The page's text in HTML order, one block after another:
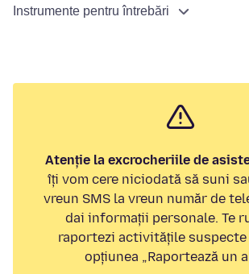
Instrumente pentru întrebări
Atenție la excrocheriile de
îți vom cere niciodată să suni
vreun SMS la vreun număr de
dai informații personale. Te
raportezi activitățile
opțiunea „Raportează un